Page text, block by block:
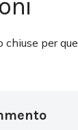
per